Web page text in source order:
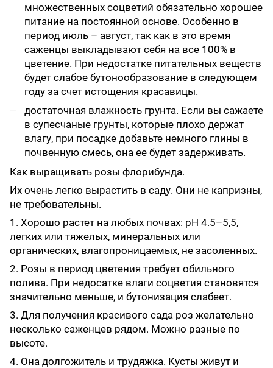
множественных соцветий обязательно хорошее
питание на постоянной основе. Особенно в
период июль – август, так как в это время
саженцы выкладывают себя на все 100% в
цветение. При недостатке питательных веществ
будет слабое бутонообразование в следующем
году за счет истощения красавицы.
достаточная влажность грунта. Если вы сажаете
в супесчаные грунты, которые плохо держат
влагу, при посадке добавьте немного глины в
почвенную смесь, она ее будет задерживать.
Как выращивать розы флорибунда.
Их очень легко вырастить в саду. Они не капризны,
не требовательны.
1. Хорошо растет на любых почвах: pH 4.5–5,5,
легких или тяжелых, минеральных или
органических, влагопроницаемых, не засоленных.
2. Розы в период цветения требует обильного
полива. При недосатке влаги соцветия становятся
значительно меньше, и бутонизация слабеет.
3. Для получения красивого сада роз желательно
несколько саженцев рядом. Можно разные по
высоте.
4. Она долгожитель и трудяжка. Кусты живут и